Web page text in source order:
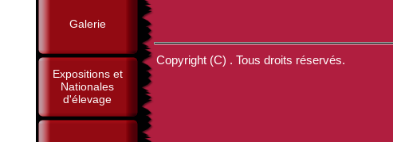
Galerie
Expositions et
Nationales
d'élevage
Copyright (C) . Tous droits réservés.